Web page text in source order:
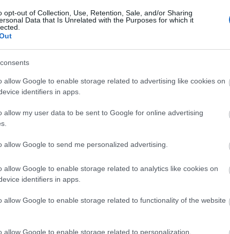
opt-out of Collection, Use, Retention, Sale, and/or Sharing
Data that Is Unrelated with the Purposes for which it
allow Google to enable storage related to advertising like cookies on
identifiers in apps.
allow my user data to be sent to Google for online advertising
allow Google to send me personalized advertising.
allow Google to enable storage related to analytics like cookies on
identifiers in apps.
allow Google to enable storage related to functionality of the website
allow Google to enable storage related to personalization.
TOVÁBB
0
Szólj hozzá!
lélegezni!
monológok, éles vagy éppen elmosódott emlékek,
követik egymást, akár a lélegzetvételek.